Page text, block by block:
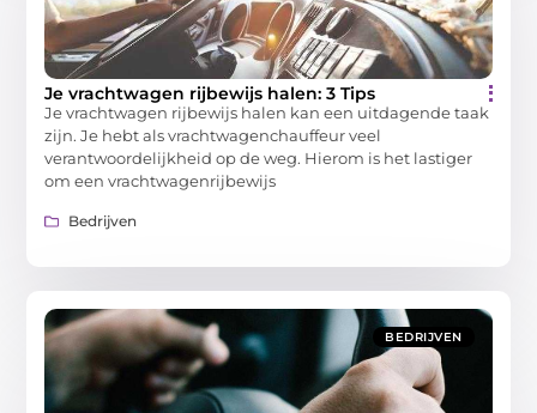
Je vrachtwagen rijbewijs halen: 3 Tips
Je vrachtwagen rijbewijs halen kan een uitdagende taak
zijn. Je hebt als vrachtwagenchauffeur veel
verantwoordelijkheid op de weg. Hierom is het lastiger
om een vrachtwagenrijbewijs
Bedrijven
BEDRIJVEN